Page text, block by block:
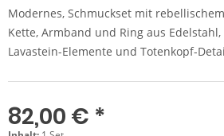
Modernes, Schmuckset mit
Kette, Armband und Ring aus
Lavastein-Elemente und Totenkopf-
82,00 € *